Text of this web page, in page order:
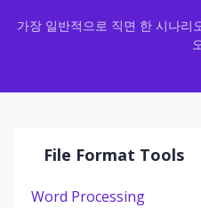
가장 일반적으로 직면 한 시나리
File Format Tools
Word Processing